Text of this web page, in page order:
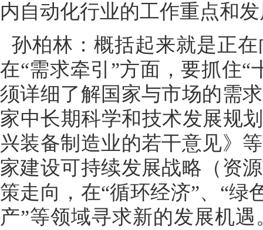
内自动化行业的工作重点和
孙柏林：概括起来就是正
在“需求牵引”方面，要抓住
须详细了解国家与市场的需
家中长期科学和技术发展规
兴装备制造业的若干意见》
家建设可持续发展战略（资
策走向，在“循环经济”、“绿
产”等领域寻求新的发展机